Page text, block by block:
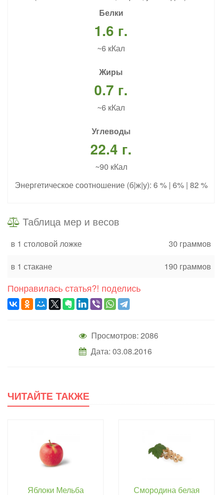
Белки
1.6 г.
~6 кКал
Жиры
0.7 г.
~6 кКал
Углеводы
22.4 г.
~90 кКал
Энергетическое соотношение (б|ж|у): 6 % | 6% | 82 %
Таблица мер и весов
в 1 столовой ложке
30 граммов
в 1 стакане
190 граммов
Понравилась статья?! поделись
Просмотров: 2086
Дата: 03.08.2016
ЧИТАЙТЕ ТАКЖЕ
Яблоки Мельба Смородина белая